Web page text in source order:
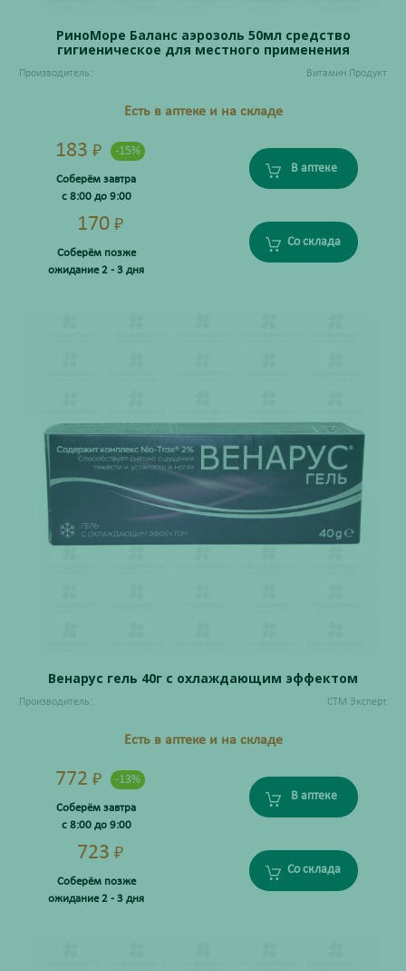
РиноМоре Баланс аэрозоль 50мл средство
гигиеническое для местного применения
Производитель: Витамин Продукт
Есть в аптеке и на складе
183 ₽ -15%
Соберём завтра
с 8:00 до 9:00
В аптеке
170 ₽
Соберём позже
ожидание 2 - 3 дня
Со склада
Венарус гель 40г с охлаждающим эффектом
Производитель: СТМ Эксперт
Есть в аптеке и на складе
772 ₽ -13%
Соберём завтра
с 8:00 до 9:00
В аптеке
723 ₽
Соберём позже
ожидание 2 - 3 дня
Со склада